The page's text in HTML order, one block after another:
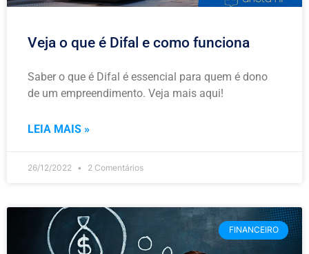
Veja o que é Difal e como funciona
Saber o que é Difal é essencial para quem é dono
de um empreendimento. Veja mais aqui!
LEIA MAIS »
26/12/2022 2 Comentários
FINANCEIRO